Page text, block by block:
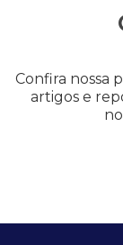
Confira nossa
artigos e